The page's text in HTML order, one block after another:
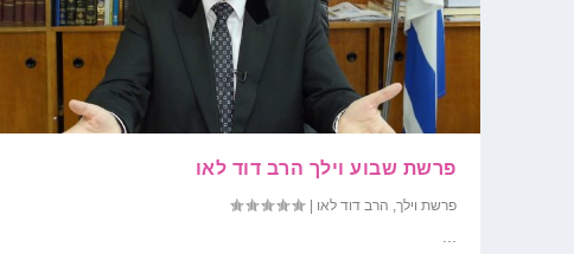
פרשת שבוע וילך הרב דוד לאו
פרשת וילך, הרב דוד לאו |